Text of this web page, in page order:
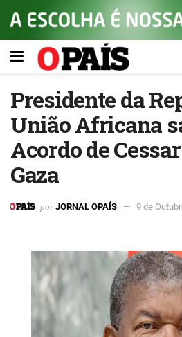
Presidente da
União Africana
Acordo de
Gaza
por JORNAL OPAÍS 9 de